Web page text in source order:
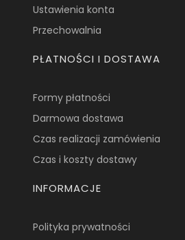
Ustawienia konta
Przechowalnia
PŁATNOŚCI I DOSTAWA
Formy płatności
Darmowa dostawa
Czas realizacji zamówienia
Czas i koszty dostawy
INFORMACJE
Polityka prywatności